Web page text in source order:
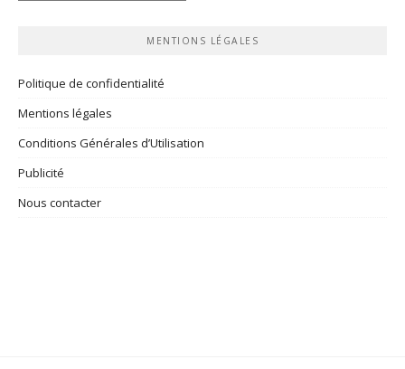
MENTIONS LÉGALES
Politique de confidentialité
Mentions légales
Conditions Générales d’Utilisation
Publicité
Nous contacter